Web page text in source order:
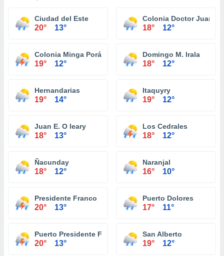
Ciudad del Este
20° 13°
Colonia Doctor Juan
18° 12°
Colonia Minga Porá
19° 12°
Domingo M. Irala
18° 12°
Hernandarias
19° 14°
Itaquyry
19° 12°
Juan E. O leary
18° 13°
Los Cedrales
18° 12°
Ñacunday
18° 12°
Naranjal
16° 10°
Presidente Franco
20° 13°
Puerto Dolores
17° 11°
Puerto Presidente Franco
20° 13°
San Alberto
19° 12°